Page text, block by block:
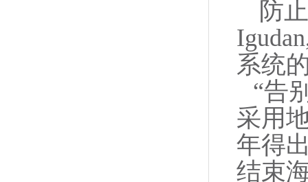
防
系统
“告
采用
年得
结束